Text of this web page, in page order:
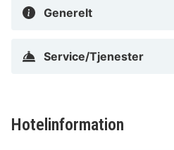
Generelt
Service/Tjenester
Hotelinformation